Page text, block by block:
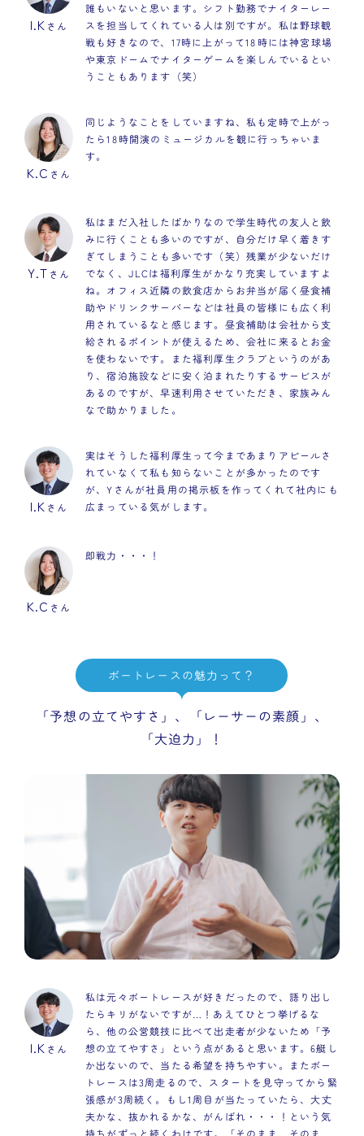
I.K さん
誰もいないと思います。シフト勤務でナイターレー
スを担当してくれている人は別ですが。私は野球観
戦も好きなので、17時に上がって18時には神宮球場
や東京ドームでナイターゲームを楽しんでいるとい
うこともあります（笑）
K.C さん
同じようなことをしていますね、私も定時で上がっ
たら18時開演のミュージカルを観に行っちゃいま
す。
Y.T さん
私はまだ入社したばかりなので学生時代の友人と飲
みに行くことも多いのですが、自分だけ早く着きす
ぎてしまうことも多いです（笑）残業が少ないだけ
でなく、JLCは福利厚生がかなり充実していますよ
ね。オフィス近隣の飲食店からお弁当が届く昼食補
助やドリンクサーバーなどは社員の皆様にも広く利
用されているなと感じます。昼食補助は会社から支
給されるポイントが使えるため、会社に来るとお金
を使わないです。また福利厚生クラブというのがあ
り、宿泊施設などに安く泊まれたりするサービスが
あるのですが、早速利用させていただき、家族みん
なで助かりました。
I.K さん
実はそうした福利厚生って今まであまりアピールさ
れていなくて私も知らないことが多かったのです
が、Yさんが社員用の掲示板を作ってくれて社内にも
広まっている気がします。
K.C さん
即戦力・・・！
ボートレースの魅力って？
「予想の立てやすさ」、「レーサーの素顔」、
「大迫力」！
I.K さん
私は元々ボートレースが好きだったので、語り出し
たらキリがないですが…！あえてひとつ挙げるな
ら、他の公営競技に比べて出走者が少ないため「予
想の立てやすさ」という点があると思います。6艇し
か出ないので、当たる希望を持ちやすい。またボー
トレースは3周走るので、スタートを見守ってから緊
張感が3周続く。もし1周目が当たっていたら、大丈
夫かな、抜かれるかな、がんばれ・・・！という気
持ちがずっと続くわけです。「そのまま、そのま